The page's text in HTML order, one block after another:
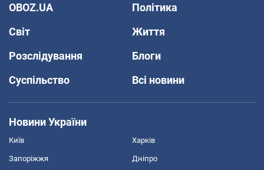
OBOZ.UA
Політика
Світ
Життя
Розслідування
Блоги
Суспільство
Всі новини
Новини України
Київ Харків
Запоріжжя Дніпро